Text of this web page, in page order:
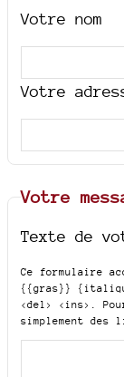
Votre nom
Votre
Votre
Texte de
Ce formulaire
{{gras}}
<del> <ins>
.
simplement des